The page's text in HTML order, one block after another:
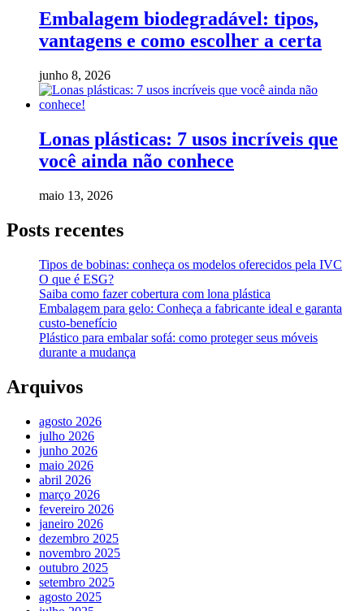
Embalagem biodegradável: tipos,
vantagens e como escolher a certa
junho 8, 2026
Lonas plásticas: 7 usos incríveis que
você ainda não conhece
maio 13, 2026
Posts recentes
Tipos de bobinas: conheça os modelos oferecidos pela IVC
O que é ESG?
Saiba como fazer cobertura com lona plástica
Embalagem para gelo: Conheça a fabricante ideal e garanta
custo-benefício
Plástico para embalar sofá: como proteger seus móveis
durante a mudança
Arquivos
agosto 2026
julho 2026
junho 2026
maio 2026
abril 2026
março 2026
fevereiro 2026
janeiro 2026
dezembro 2025
novembro 2025
outubro 2025
setembro 2025
agosto 2025